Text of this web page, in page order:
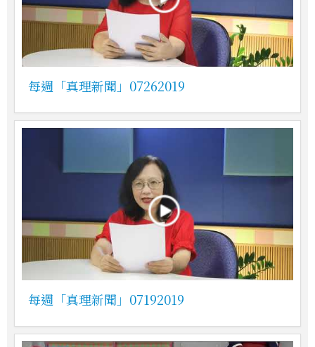
每週「真理新聞」07262019
每週「真理新聞」07192019